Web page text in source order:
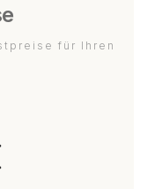
für Ihren